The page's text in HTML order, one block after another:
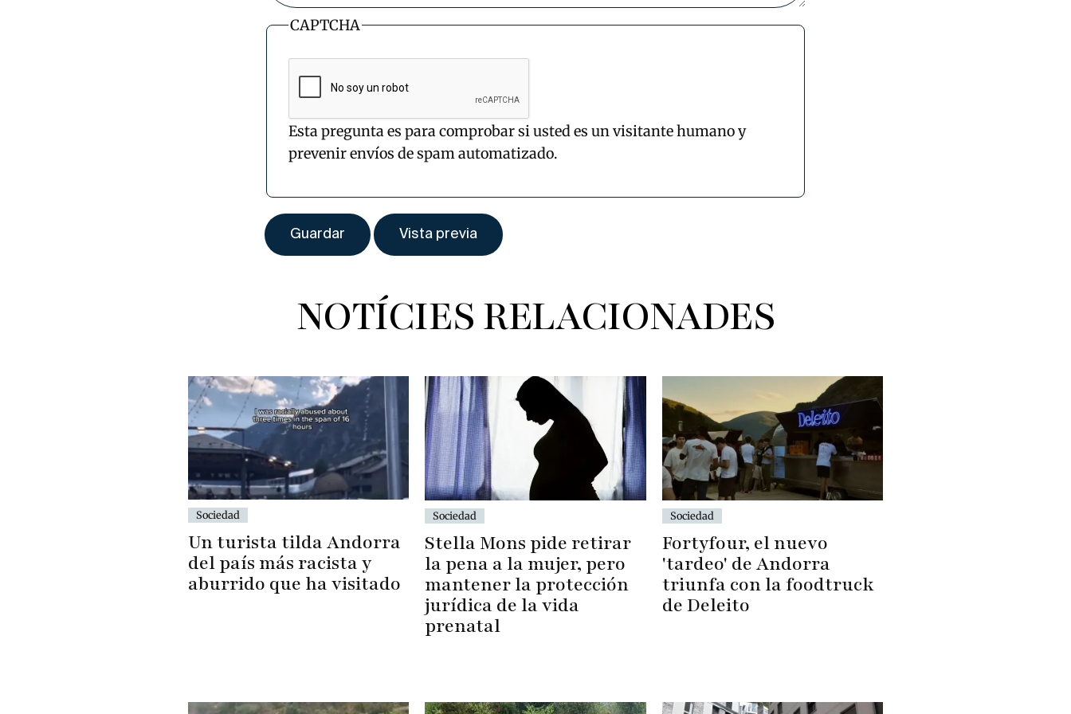
CAPTCHA
Esta pregunta es para comprobar si usted es un visitante humano y
prevenir envíos de spam automatizado.
NOTÍCIES RELACIONADES
Sociedad
Un turista tilda Andorra
del país más racista y
aburrido que ha visitado
Sociedad
Stella Mons pide retirar
la pena a la mujer, pero
mantener la protección
jurídica de la vida
prenatal
Sociedad
Fortyfour, el nuevo
'tardeo' de Andorra
triunfa con la foodtruck
de Deleito